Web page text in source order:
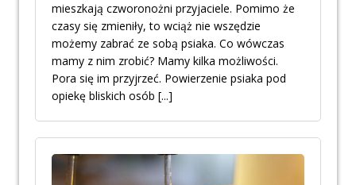
mieszkają czworonożni przyjaciele. Pomimo że
czasy się zmieniły, to wciąż nie wszędzie
możemy zabrać ze sobą psiaka. Co wówczas
mamy z nim zrobić? Mamy kilka możliwości.
Pora się im przyjrzeć. Powierzenie psiaka pod
opiekę bliskich osób [...]